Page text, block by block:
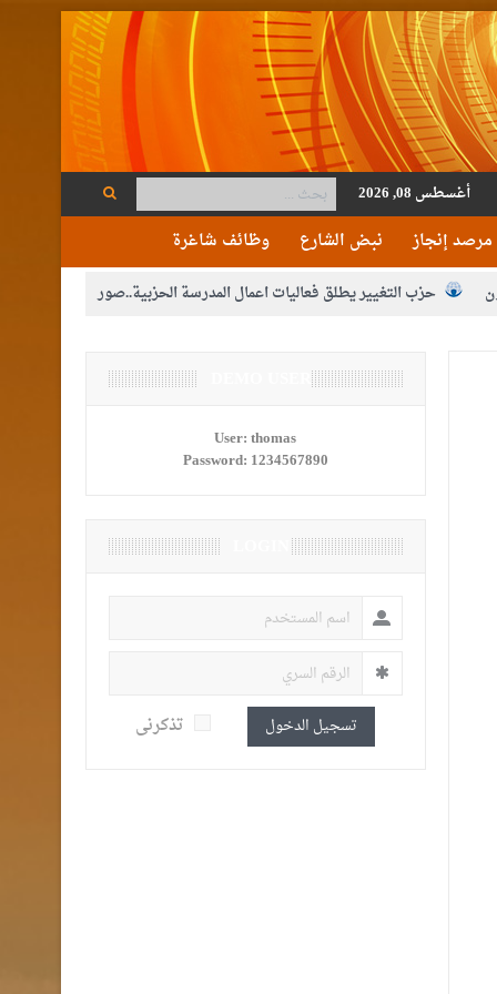
أغسطس 08, 2026
مرصد إنجاز نبض الشارع وظائف شاغرة
حزب التغيير يطلق فعاليات اعمال المدرسة الحزبية..صور
النواب يقر مشروع تعديل قانون الملكية العقارية
القاضي محمود أحمد فريحات.. مبارك ومزيدا من التوفيق
User:thomas
Password: 1234567890
تسجيل الدخول تذكرنى